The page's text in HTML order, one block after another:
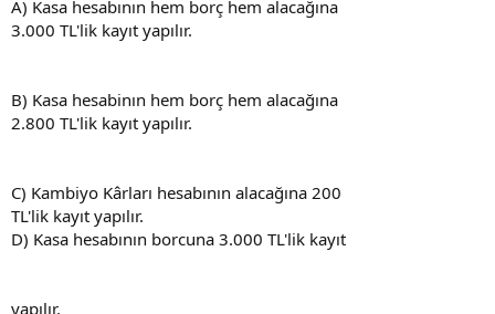
A) Kasa hesabının hem borç hem alacağına
3.000 TL'lik kayıt yapılır.
B) Kasa hesabinın hem borç hem alacağına
2.800 TL'lik kayıt yapılır.
C) Kambiyo Kârları hesabının alacağına 200
TL'lik kayıt yapılır.
D) Kasa hesabının borcuna 3.000 TL'lik kayıt
yapılır.